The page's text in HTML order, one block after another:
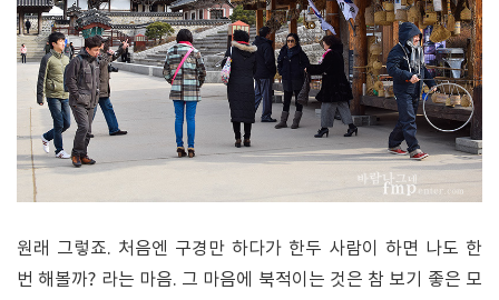
원래 그렇죠. 처음엔 구경만 하다가 한두 사람이 하면 나도 한
번 해볼까? 라는 마음. 그 마음에 북적이는 것은 참 보기 좋은 모